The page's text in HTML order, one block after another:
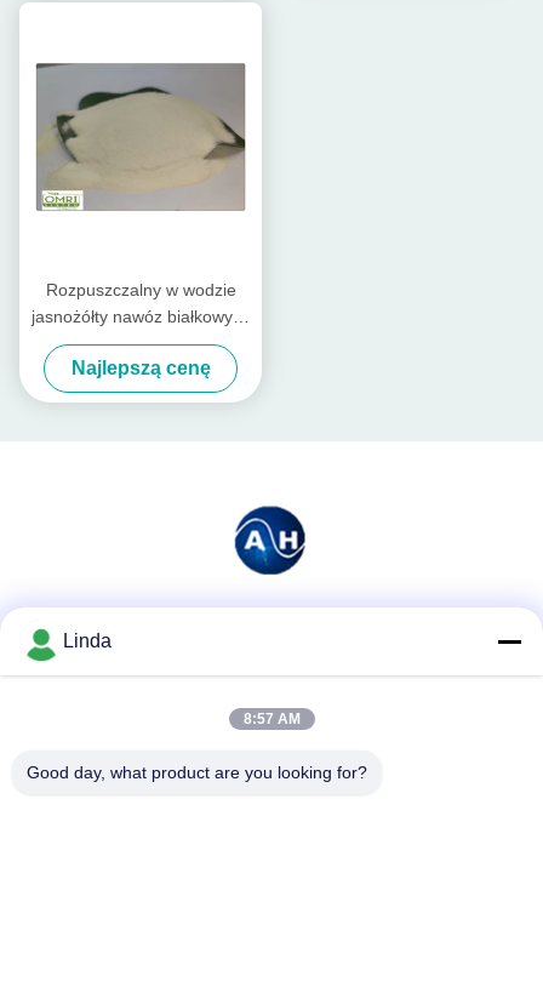
Rozpuszczalny w wodzie
jasnożółty nawóz białkowy w
proszku z 80%
aminokwasów
Najlepszą cenę
Linda
8:57 AM
Good day, what product are you looking for?